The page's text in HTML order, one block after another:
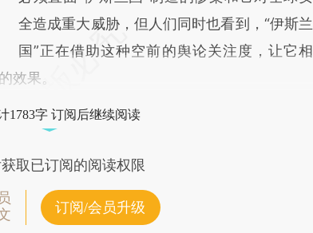
全造成重大威胁，但人们同时也看到，“伊斯兰
国”正在借助这种空前的舆论关注度，让它相
效果。
1783字 订阅后继续阅读
取已订阅的阅读权限
订阅/会员升级